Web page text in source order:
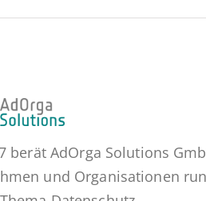
berät AdOrga Solutions
und Organisationen